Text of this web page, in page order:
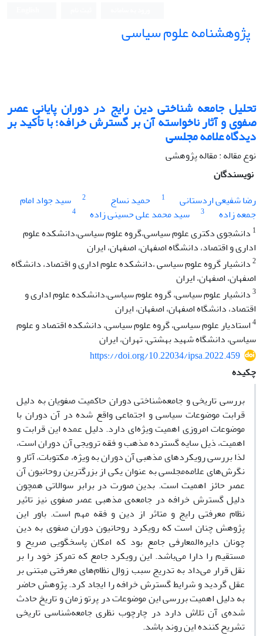
پژوهشنامه علوم سیاسی
تحلیل جامعه شناختی دین رایج در دوران پایانی عصر
صفوی و آثار ناخواسته آن بر گسترش خرافه؛ با تأکید بر
دیدگاه علامه مجلسی
نوع مقاله : مقاله پژوهشی
نویسندگان
رضا شفیعی اردستانی
1 حمید نساج 2
سید جواد امام
جمعه زاده
3 سید محمد علی حسینی زاده
4
1 دانشجوی دکتری علوم سیاسی،گروه علوم سیاسی،دانشکده علوم
اداری و اقتصاد، دانشگاه اصفهان، اصفهان، ایران
2دانشیار گروه علوم سیاسی ،دانشکده علوم اداری و اقتصاد، دانشگاه
اصفهان، اصفهان، ایران
3دانشیار علوم سیاسی، گروه علوم سیاسی،دانشکده علوم اداری و
اقتصاد، دانشگاه اصفهان، اصفهان، ایران
4استادیار علوم سیاسی، گروه علوم سیاسی، دانشکده اقتصاد و علوم
سیاسی، دانشگاه شهید بهشتی، تهران، ایران
https://doi.org/10.22034/ipsa.2022.459
چکیده
بررسی تاریخی و جامعه‌شناختی دوران حاکمیت صفویان به دلیل
قرابت موضوعات سیاسی و اجتماعی واقع شده در آن دوران با
موضوعات امروزی اهمیت ویژه‌ای دارد. دلیل عمده این قرابت و
اهمیت، ذیل سایه گسترده مذهب و فقه ترویجی آن دوران است،
لذا بررسی رویکردهای مذهبی آن دوران به ویژه، مکتوبات، آثار و
نگرش‌های علامه‌مجلسی به عنوان یکی از بزرگترین روحانیون آن
عصر حائز اهمیت است. بدین صورت در برابر سوالاتی همچون
دلیل گسترش خرافه در جامعه‌ی مذهبی عصر صفوی نیز تاثیر
نظام معرفتی رایج و متاثر از دین و فقه مهم است. باور این
پژوهش چنان است که رویکرد روحانیون دوران صفوی به دین
چونان دایره‌المعارفی جامع بود که امکان پاسخگویی صریح و
مستقیم را دارا می‌باشد. این رویکرد جامع که تمرکز خود را بر
نقل قرار می‌داد به تدریج سبب زوال نظام‌های معرفتی مبتنی بر
عقل گردید و شرایط گسترش خرافه را ایجاد کرد. پژوهش حاضر
به دلیل اهمیت بررسی این موضوعات در پرتو زمان و تاریخ حادث
شده‌ی آن تلاش دارد در چارچوب نظری جامعه‌شناسی تاریخی
تشریح کننده این روند باشد.